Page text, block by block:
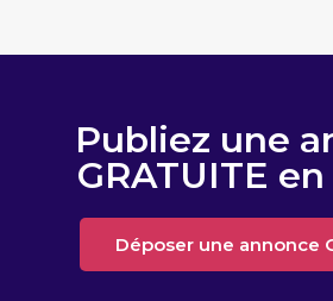
Publiez une
GRATUITE
Déposer une annonce